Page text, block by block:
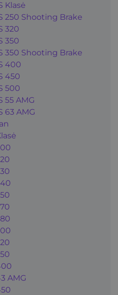
Klasė
250 Shooting Brake
320
350
350 Shooting Brake
400
450
500
55 AMG
63 AMG
AMG